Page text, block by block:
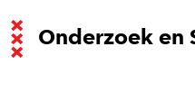
Onderzoek en